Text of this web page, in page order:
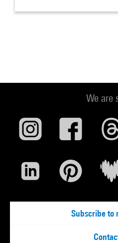
We are
Subscribe to